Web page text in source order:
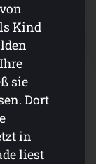
Kind
sie
Dort
in
liest